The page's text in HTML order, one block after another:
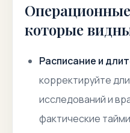
которые
Расписание и
корректируйте
исследований и
фактические